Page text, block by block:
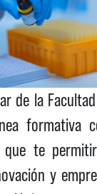
de la
formativa
que te
y